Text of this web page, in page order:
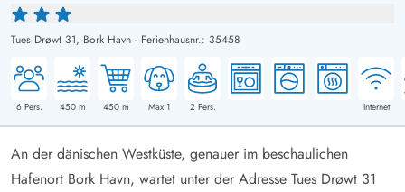
Tues Drøwt 31, Bork Havn - Ferienhausnr.: 35458
6Pers. 450m 450m Max 1 2 Pers. Internet
An der dänischen Westküste, genauer im beschaulichen
Hafenort Bork Havn, wartet unter der Adresse Tues Drøwt 31